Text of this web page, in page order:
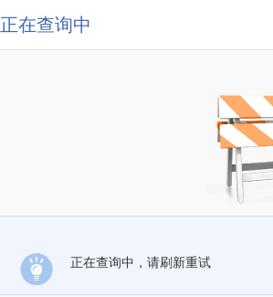
正在查询中
正在查询中，请刷新重试